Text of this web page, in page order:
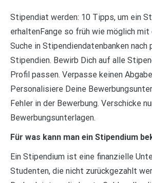
Stipendiat werden: 10 Tipps, um ein
erhaltenFange so früh wie möglich mit
Suche in Stipendiendatenbanken nach
Stipendien. Bewirb Dich auf alle
Profil passen. Verpasse keinen
Personalisiere Deine
Fehler in der Bewerbung. Verschicke
Bewerbungsunterlagen.
Für was kann man ein Stipendium
Ein Stipendium ist eine finanzielle
Studenten, die nicht zurückgezahlt